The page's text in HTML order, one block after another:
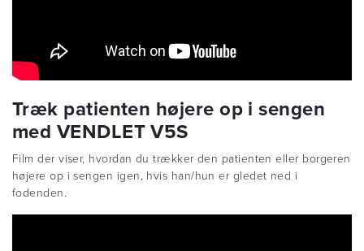
Træk patienten højere op i sengen
med VENDLET V5S
Film der viser, hvordan du trækker den patienten eller borgeren
højere op i sengen igen, hvis han/hun er gledet ned i
fodenden.